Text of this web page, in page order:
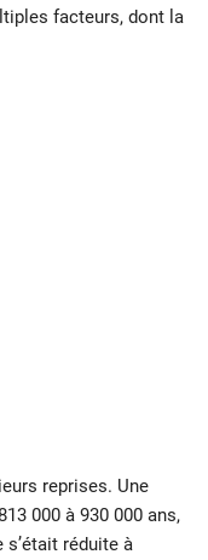
facteurs, dont la
reprises. Une
000 à 930 000 ans,
réduite à